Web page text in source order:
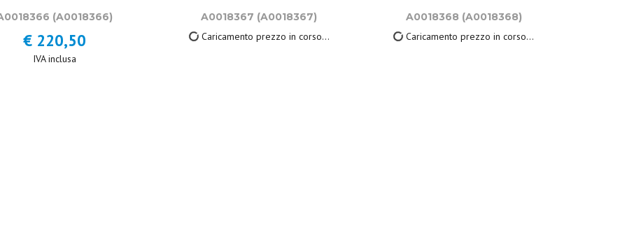
(A0018366)
€ 220,50
IVA inclusa
A0018367 (A0018367)
230,50 €
A0018368 (A0018368)
240,50 €